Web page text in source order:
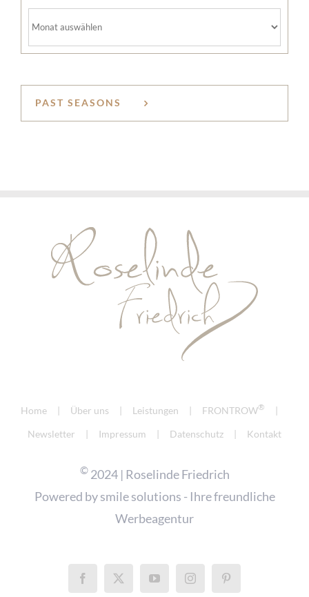
PAST SEASONS
Home Über uns Leistungen FRONTROW®
Newsletter Impressum Datenschutz Kontakt
©2024 | Roselinde Friedrich
Powered bysmile solutions - Ihre freundliche
Werbeagentur